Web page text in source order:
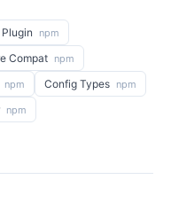
npm
Compat npm
npm Config Types npm
npm